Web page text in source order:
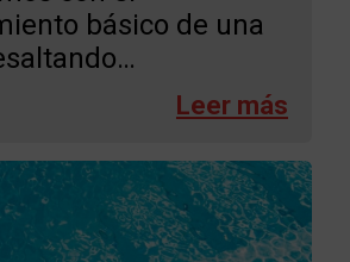
básico de una